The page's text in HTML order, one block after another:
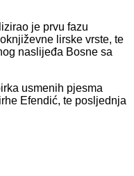
je prvu fazu
lirske vrste, te
naslijeđa Bosne sa
usmenih pjesma
Efendić, te posljednja